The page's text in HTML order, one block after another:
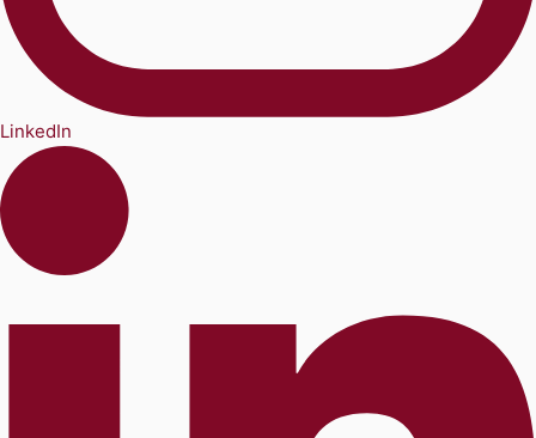
LinkedIn